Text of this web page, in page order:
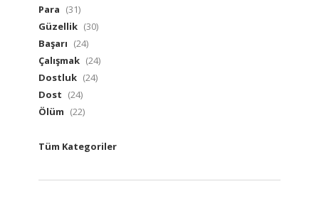
Para (31)
Güzellik (30)
Başarı (24)
Çalışmak (24)
Dostluk (24)
Dost (24)
Ölüm (22)
Tüm Kategoriler